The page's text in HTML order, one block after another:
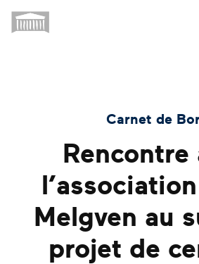
Carnet de
Rencontre
Melgven au
projet de